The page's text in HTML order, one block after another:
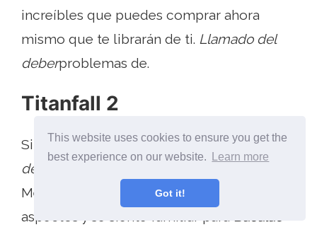
This website uses cookies to ensure you get the
best experience on our website.
Learn more
Got it!
increíbles que puedes comprar ahora
mismo que te librarán de ti. Llamado del
deberproblemas de.
Titanfall 2
Si buscas un juego que sea comoLlamado
del deber
Mejora el juego original en casi todos los
aspectos y se siente familiar para